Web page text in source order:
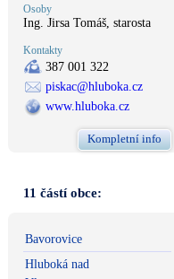
Osoby
Ing. Jirsa Tomáš, starosta
Kontakty
387 001 322
piskac@hluboka.cz
www.hluboka.cz
Kompletní info
11 částí obce:
Bavorovice
Hluboká nad